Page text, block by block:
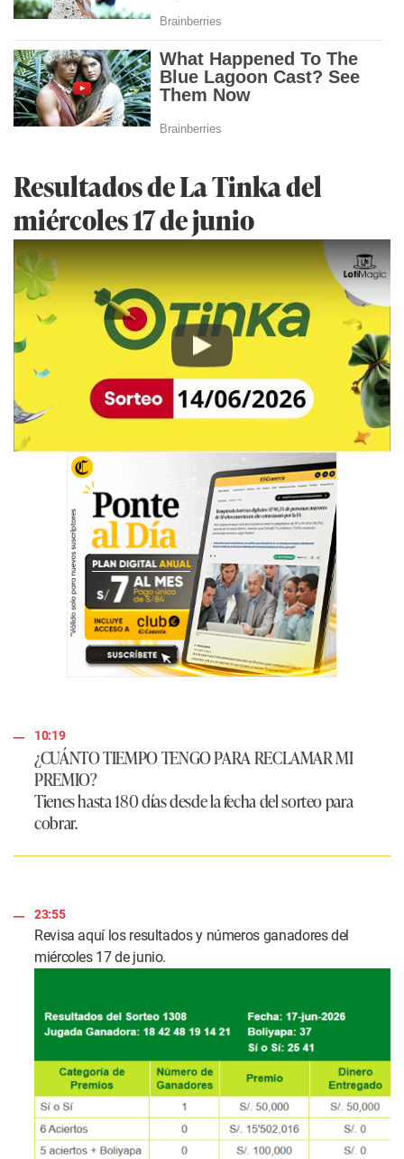
Resultados de La Tinka del
miércoles 17 de junio
Play
10:19
¿CUÁNTO TIEMPO TENGO PARA RECLAMAR MI
PREMIO?
Tienes hasta 180 días desde la fecha del sorteo para
cobrar.
23:55
Revisa aquí los resultados y números ganadores del
miércoles 17 de junio.